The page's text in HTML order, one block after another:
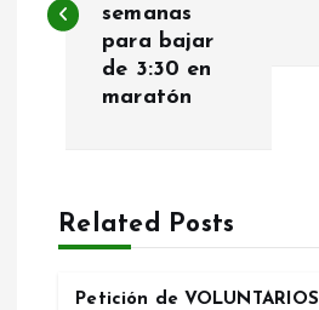
v
a
c
semanas
para bajar
de 3:30 en
maratón
Related Posts
Petición de VOLUNTARIOS